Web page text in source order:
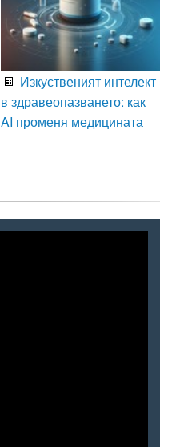
Изкуственият интелект
в здравеопазването: как
AI променя медицината